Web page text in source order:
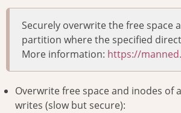
Securely overwrite the free space
partition where the specified
More information: https://
Overwrite free space and inodes of
writes (slow but secure):